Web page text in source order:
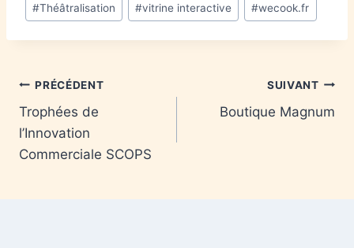
#Théâtralisation #vitrine interactive #wecook.fr
PRÉCÉDENT
Trophées de
l’Innovation
Commerciale SCOPS
SUIVANT
Boutique Magnum